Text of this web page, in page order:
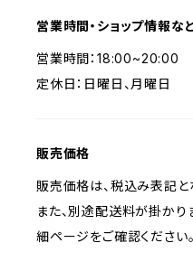
営業時間・ショップ情報な
営業時間：18:00~20:00
定休日：日曜日、月曜日
販売価格
販売価格は、税込み表記と
また、別途配送料が掛かり
細ページをご確認ください。